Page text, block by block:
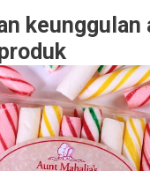
keunggulan